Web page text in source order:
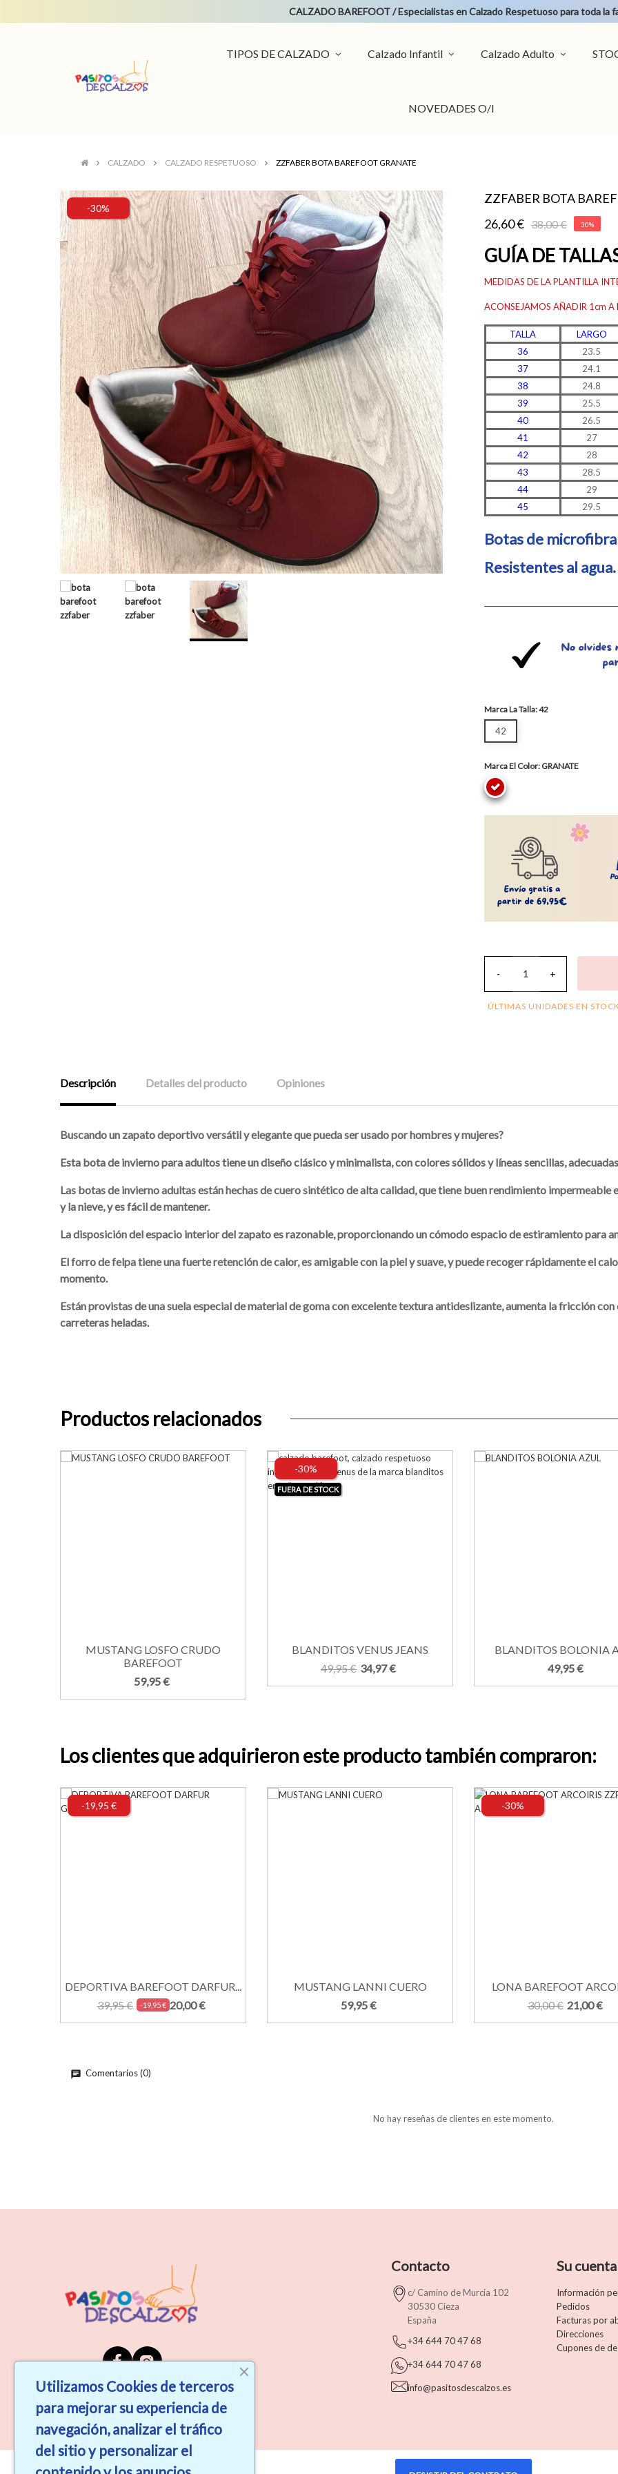
CALZADO BAREFOOT / Especialistas en Calzado Respetuoso para toda la
TIPOS DE CALZADO Calzado Infantil Calzado Adulto
NOVEDADES O/I
CALZADO CALZADO RESPETUOSO ZZFABER BOTA BAREFOOT GRANATE
-30%
ZZFABER BOTA
26,60 € 38,00 € 30%
GUÍA DE
MEDIDAS DE LA PLANTILLA
ACONSEJAMOS AÑADIR 1cm A
TALLA LARGO
36
23.5
37
24.1
38
24.8
39
25.5
40
26.5
41
27
42
28
43
28.5
44
29
45
29.5
Botas de
Resistentes al agua.
Marca La Talla: 42
42
Marca El Color: GRANATE
- +
ÚLTIMAS UNIDADES EN
Descripción Detalles del producto Opiniones
Buscando un zapato deportivo versátil y elegante que pueda ser usado por hombres y mujeres?
Esta bota de invierno para adultos tiene un diseño clásico y minimalista, con colores sólidos y líneas sencillas,
Las botas de invierno adultas están hechas de cuero sintético de alta calidad, que tiene buen rendimiento
y la nieve, y es fácil de mantener.
La disposición del espacio interior del zapato es razonable, proporcionando un cómodo espacio de estiramiento para
El forro de felpa tiene una fuerte retención de calor, es amigable con la piel y suave, y puede recoger rápidamente el
momento.
Están provistas de una suela especial de material de goma con excelente textura antideslizante, aumenta la fricción
carreteras heladas.
Productos relacionados
MUSTANG LOSFO CRUDO
BAREFOOT
59,95 €
-30%
FUERA DE STOCK
BLANDITOS VENUS JEANS
49,95 € 34,97 €
BLANDITOS BOLONIA
49,95 €
Los clientes que adquirieron este producto también compraron:
-19,95 €
DEPORTIVA BAREFOOT DARFUR...
39,95 €
-19,95 € 20,00 €
MUSTANG LANNI CUERO
59,95 €
-30%
LONA BAREFOOT
30,00 € 21,00 €
Comentarios (0)
No hay reseñas de clientes en este momento.
Contacto
c/ Camino de Murcia 102
30530 Cieza
España
+34 644 70 47 68
+34 644 70 47 68
info@pasitosdescalzos.es
Su cuenta
Información
Pedidos
Facturas por
Direcciones
Cupones de
Utilizamos Cookies de terceros
para mejorar su experiencia de
navegación, analizar el tráfico
del sitio y personalizar el